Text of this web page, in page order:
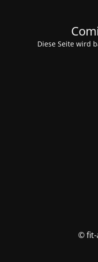
Diese Seite wird
© fit-